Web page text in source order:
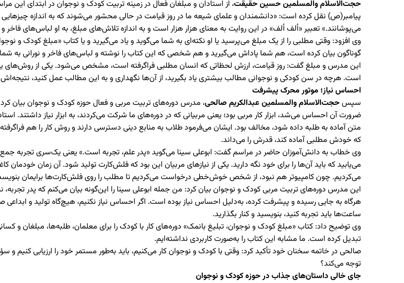
حجت‌الاسلام والمسلمین حسین حقیقت، از استادان و مبلغان فعال در زمینه تربیت کودک و نوجوان در ابتدای این
پیامبر(ص) نقل کرده‌ است: «دانشمندان و علمای شیعه ما در روز قیامت در حالی محشور می‌شوند که به اندازه
می‌پوشانند.» تعبیر «ألف‌ ألف» در این روایت به معنای هزار هزار است و به اندازه تلاش‌های مبلغ، به او لباس‌های فاخر و
وی افزود: وقتی مطلبی را از یک مبلغ می‌پرسید یا او نکته‌ای به شما می‌گوید و یاد می‌گیرید و یا کتاب «مبلغ کودک و
گوناگون بیان کرده‌ است، هم شما پاداش می‌گیرید و هم شخصی که این کتاب را نوشته و لباس‌های فاخر و نورانی به
این مدرس و مبلغ گفت: روز قیامت، ارزش لحظاتی که انسان مطلبی فراگرفته است، مشخص می‌شود. یکی از روش‌های
است. هرچه در سن کودکی و نوجوانی مطالب بیشتری یاد بگیرید، از آن‌ها نگهداری و به این مطالب عمل کنید،
احساس نیاز؛ موتور محرک پیشرفت
سپسحجت‌الاسلام والمسلمین عبدالکریم صالحی، مدرس دوره‌های تربیت مربی و فعال حوزه کودک و نوجوان بیان کرد:
ضرورت آن احساس می‌شد، ابزار کار مربی بود؛ یعنی مربیانی که در دوره‌های ما شرکت می‌کردند، به ابزار نیاز داشتند.
متن آماده به طلبه داده شود، مخالف بود. ایشان می‌فرمود طلاب به منابع دینی دسترسی دارند و روش کار را هم
که خودش مطلبی آماده کند، قدرش را می‌داند.
وی خطاب به دانش‌آموزان حاضر در مراسم گفت: ابوعلی سینا می‌گوید «پدر علم، تجربه است.» یعنی یک‌سری تجربه
می‌یابید که باید آن‌ها را برای خود نگه دارید. یکی از نیازهای مربیان این بود که فلش‌کارت تولید شود. آن زمان خودمان
می‌کردیم. چون کامپیوتر هم نبود‌، از شخص خوش‌خطی درخواست می‌کردیم تا مطلب را روی فلش‌کارت‌ها برایمان
این مدرس دوره‌های تربیت مربی کودک و نوجوان بیان کرد: من جمله ابوعلی سینا را این‌گونه بیان می‌کنم که پدر
هرگاه به جایی رسیده و پیشرفت کرده، به‌دليل احساس نیاز بوده است. اگر احساس نیاز نکنیم، هیچ‌گاه تولید و
ساعت‌ها باید تجربه کنید، بنویسید و کنار بگذارید.
وی توضیح داد: کتاب «مبلغ کودک و نوجوان، تبلیغ بانمک» دوره‌های کار با کودک را برای معلمان، طلبه‌ها، مبلغان و
تبدیل کرده‌ است. ما مشابه این کتاب را به‌صورت کاربردی نداشته‌ایم.
صالحی در خاتمه سخنان خود تأکید کرد: وقتی با کودک و نوجوان کار می‌کنیم، باید به‌طور مستمر خود را ارزیابی کنیم
توجه می‌کند؟
جای خالی داستان‌های جذاب در حوزه کودک و نوجوان